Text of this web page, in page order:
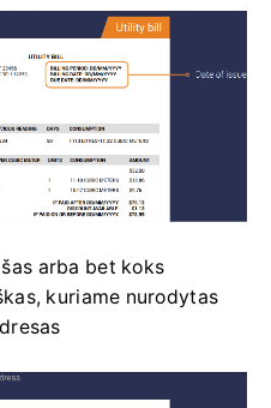
arba bet koks
kuriame nurodytas